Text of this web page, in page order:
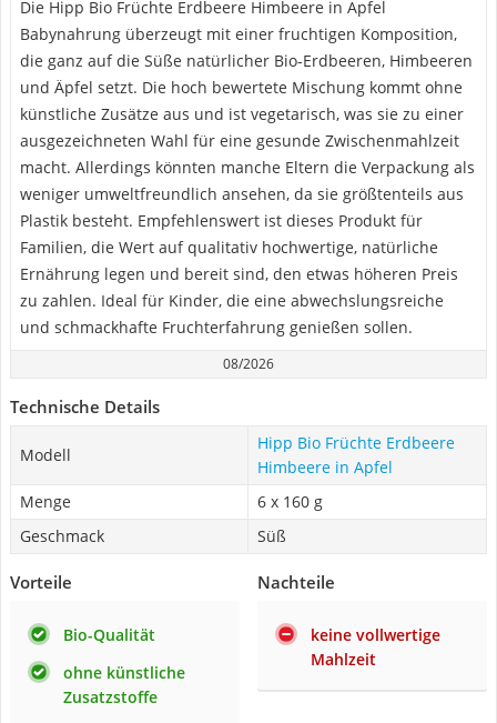
Die Hipp Bio Früchte Erdbeere Himbeere in Apfel
Babynahrung überzeugt mit einer fruchtigen Komposition,
die ganz auf die Süße natürlicher Bio-Erdbeeren, Himbeeren
und Äpfel setzt. Die hoch bewertete Mischung kommt ohne
künstliche Zusätze aus und ist vegetarisch, was sie zu einer
ausgezeichneten Wahl für eine gesunde Zwischenmahlzeit
macht. Allerdings könnten manche Eltern die Verpackung als
weniger umweltfreundlich ansehen, da sie größtenteils aus
Plastik besteht. Empfehlenswert ist dieses Produkt für
Familien, die Wert auf qualitativ hochwertige, natürliche
Ernährung legen und bereit sind, den etwas höheren Preis
zu zahlen. Ideal für Kinder, die eine abwechslungsreiche
und schmackhafte Fruchterfahrung genießen sollen.
08/2026
Technische Details
Modell
Hipp Bio Früchte Erdbeere
Himbeere in Apfel
Menge
6 x 160 g
Geschmack
Süß
Vorteile
Bio-Qualität
ohne künstliche
Zusatzstoffe
Nachteile
keine vollwertige
Mahlzeit